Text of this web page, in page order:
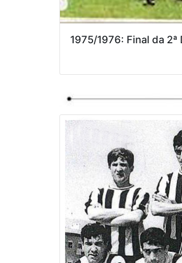
1975/1976: Final da